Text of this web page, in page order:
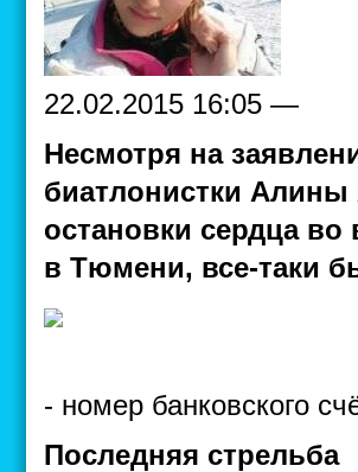
22.02.2015 16:05 —
Несмотря на
биатлонистки Алины
остановки сердца во
в Тюмени, все-таки
- номер банковского
Последняя стрельба